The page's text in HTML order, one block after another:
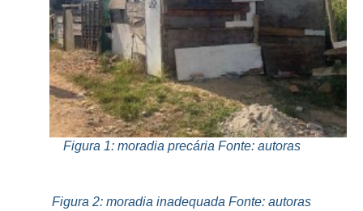
Figura 1: moradia precária Fonte: autoras
Figura 2: moradia inadequada Fonte: autoras